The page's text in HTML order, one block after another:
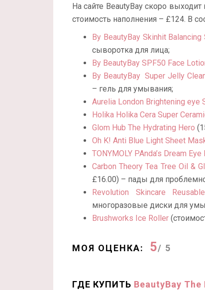
На сайте BeautyBay скоро выходит
стоимость наполнения – £124. В
By BeautyBay Skinhit
сыворотка для лица;
By BeautyBay SPF50 Face
By BeautyBay Super Jelly
– гель для умывания;
Aurelia London Brightening eye
Holika Holika Cera Super
Glom Hub The Hydrating Hero
Oh K! Anti Blue Light Sheet
TONYMOLY PAnda’s Dream
Carbon Theory Tea Tree Oil &
£16.00) – пады для
Revolution Skincare
многоразовые диски для
Brushworks Ice Roller
МОЯ ОЦЕНКА: 5/ 5
ГДЕ КУПИТЬ BeautyBay